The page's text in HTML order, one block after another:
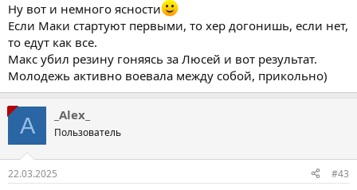
Ну вот и немного ясности
Если Маки стартуют первыми, то хер догонишь, если нет,
то едут как все.
Макс убил резину гоняясь за Люсей и вот результат.
Молодежь активно воевала между собой, прикольно)
A _Alex_
Пользователь
22.03.2025 #43